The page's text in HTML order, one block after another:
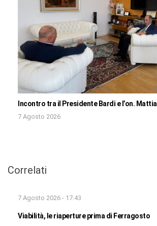
Incontro tra il Presidente Bardi e l’on. Mattia
7 Agosto 2026
Correlati
7 Agosto 2026 - 17:43
Viabilità, le riaperture prima di Ferragosto